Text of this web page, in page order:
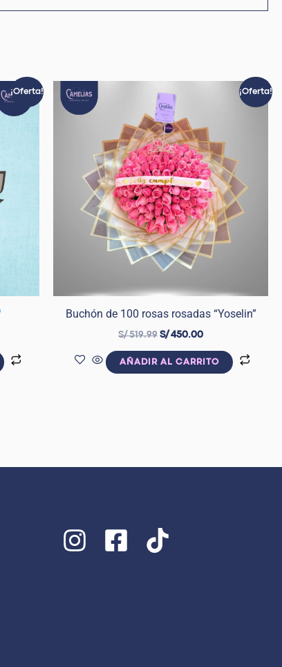
¡Oferta! ¡Oferta!
Buchón de 100 rosas rosadas “Yoselin”
S/519.99
precio
original
era:
S/ 519.99.
S/450.00
S/ 450.00.
AÑADIR AL CARRITO